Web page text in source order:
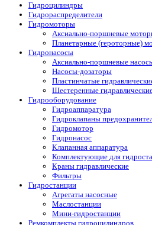
Гидроцилиндры
Гидрораспределители
Гидромоторы
Аксиально-поршневые
Планетарные (героторные)
Гидронасосы
Аксиально-поршневые
Насосы-дозаторы
Пластинчатые
Шестеренные
Гидрооборудование
Гидроаппаратура
Гидроклапаны
Гидромотор
Гидронасос
Клапанная аппаратура
Комплектующие для
Краны гидравлические
Фильтры
Гидростанции
Агрегаты насосные
Маслостанции
Мини-гидростанции
Ремкомплекты гидроцилиндров